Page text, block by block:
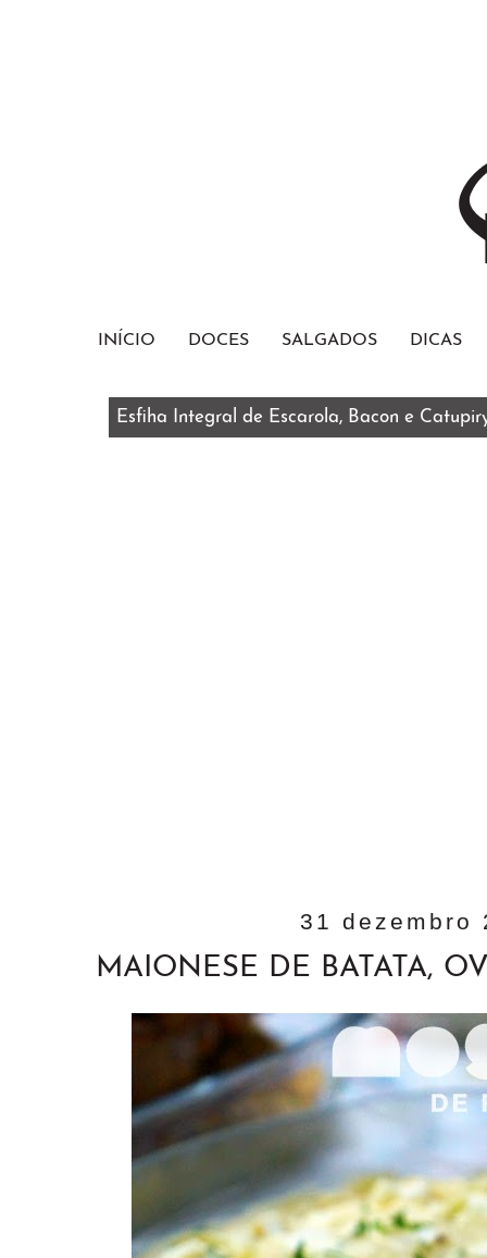
INÍCIO DOCES SALGADOS DICAS
Esfiha Integral de Escarola, Bacon e
31 dezembro
MAIONESE DE BATATA,